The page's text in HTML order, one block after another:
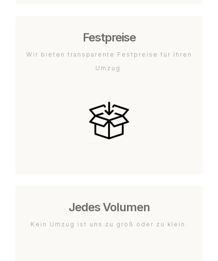
Festpreise
Wir bieten transparente Festpreise für Ihren
Umzug.
Jedes Volumen
Kein Umzug ist uns zu groß oder zu klein.